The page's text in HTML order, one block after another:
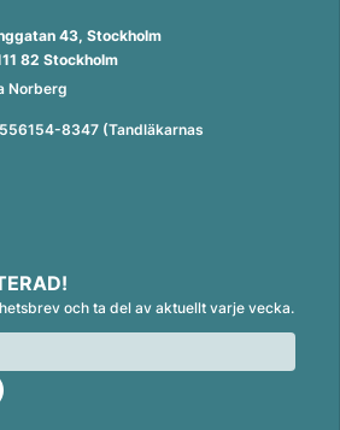
43, Stockholm
82 Stockholm
Norberg
8347 (Tandläkarnas
och ta del av aktuellt varje vecka.